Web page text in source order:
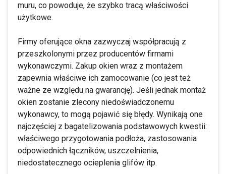
muru, co powoduje, że szybko tracą właściwości
użytkowe.
Firmy oferujące okna zazwyczaj współpracują z
przeszkolonymi przez producentów firmami
wykonawczymi. Zakup okien wraz z montażem
zapewnia właściwe ich zamocowanie (co jest też
ważne ze względu na gwarancję). Jeśli jednak montaż
okien zostanie zlecony niedoświadczonemu
wykonawcy, to mogą pojawić się błędy. Wynikają one
najczęściej z bagatelizowania podstawowych kwestii:
właściwego przygotowania podłoża, zastosowania
odpowiednich łączników, uszczelnienia,
niedostatecznego ocieplenia glifów itp.